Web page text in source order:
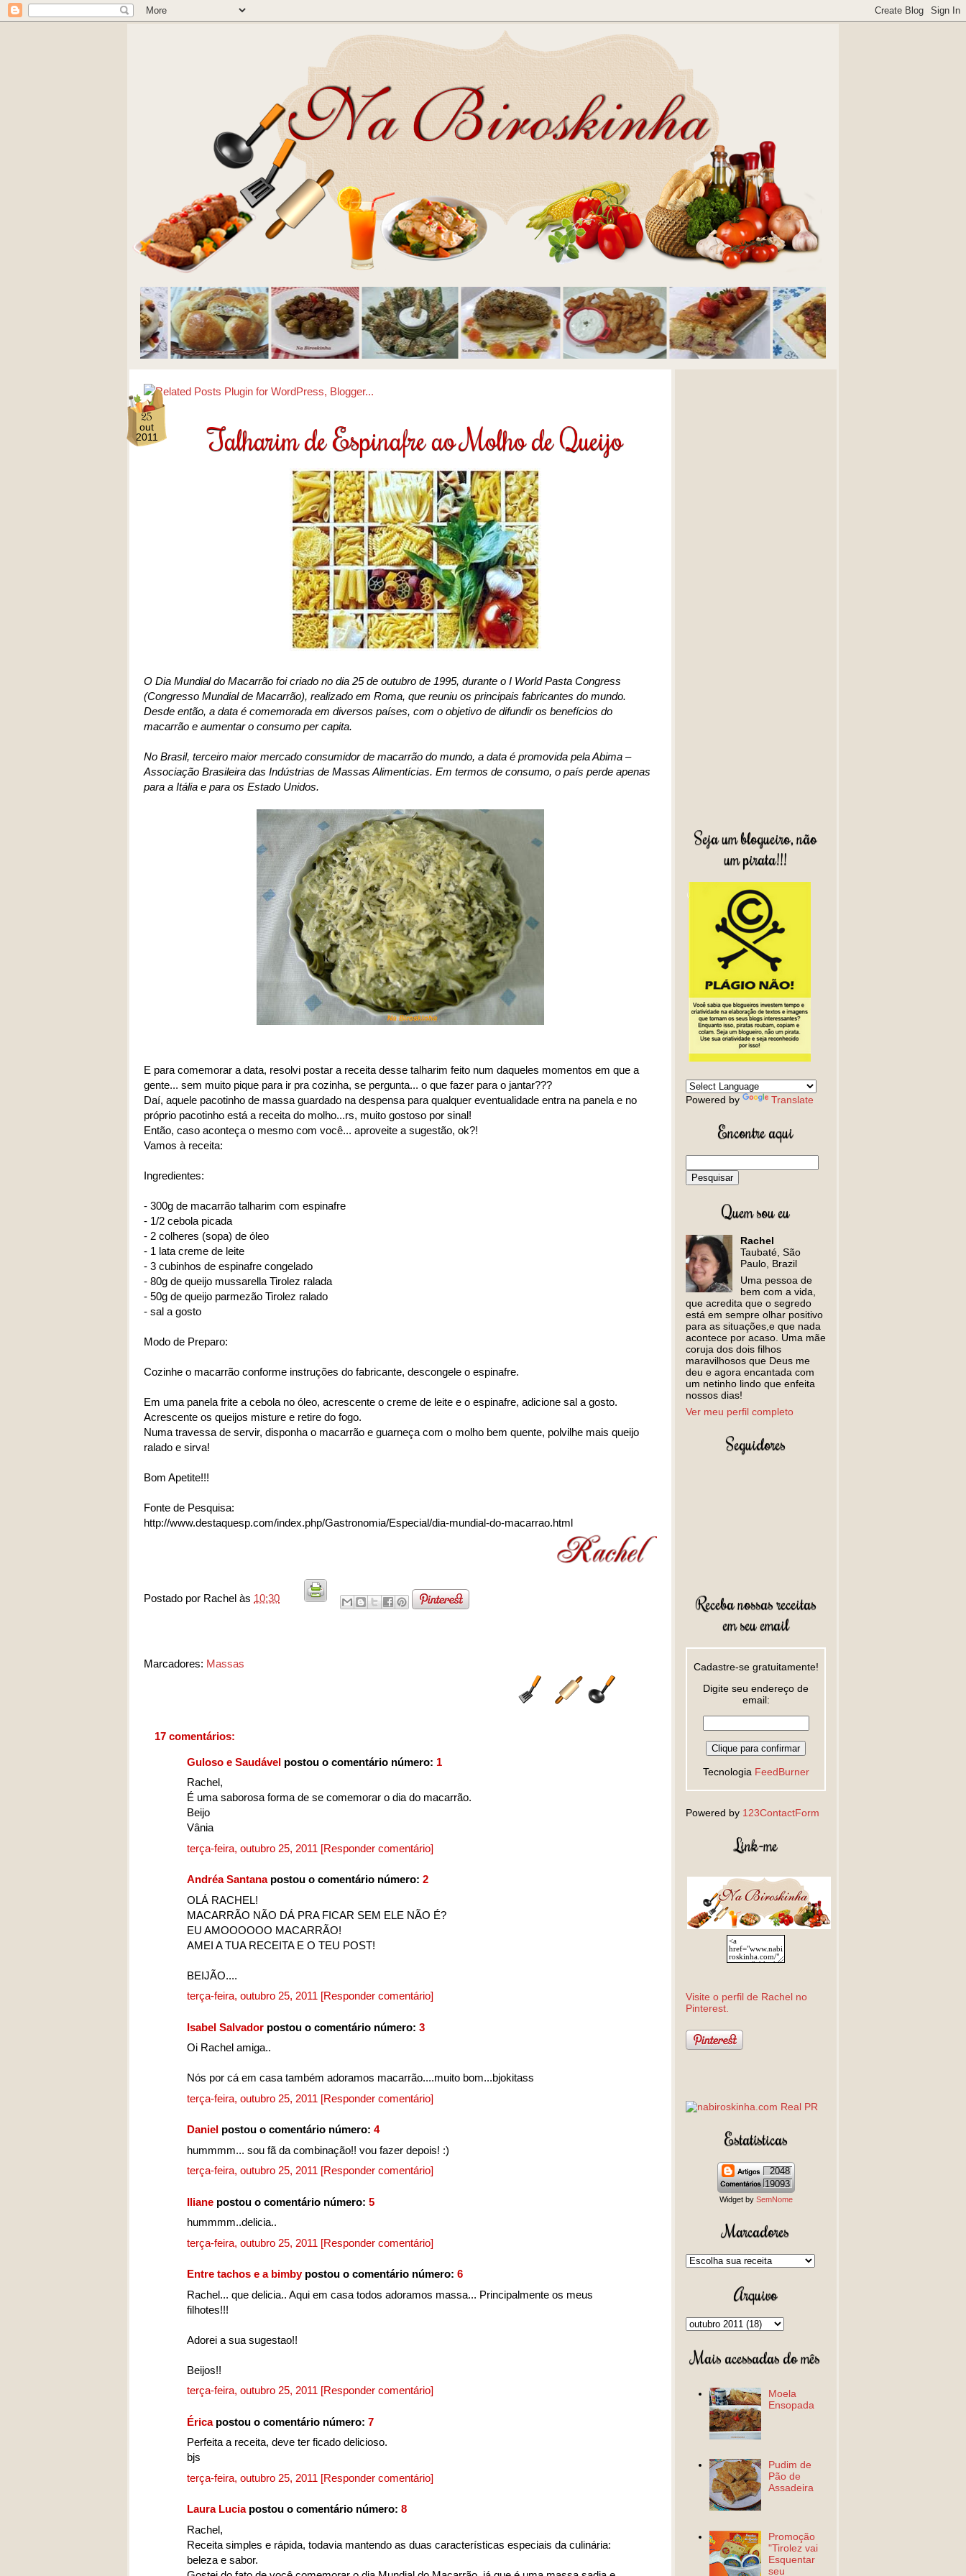
25
out
2011
Talharim de Espinafre ao Molho de Queijo
O Dia Mundial do Macarrão foi criado no dia 25 de outubro de 1995, durante o I World Pasta Congress
(Congresso Mundial de Macarrão), realizado em Roma, que reuniu os principais fabricantes do mundo.
Desde então, a data é comemorada em diversos países, com o objetivo de difundir os benefícios do
macarrão e aumentar o consumo per capita.
No Brasil, terceiro maior mercado consumidor de macarrão do mundo, a data é promovida pela Abima –
Associação Brasileira das Indústrias de Massas Alimentícias. Em termos de consumo, o país perde apenas
para a Itália e para os Estado Unidos.
E para comemorar a data, resolvi postar a receita desse talharim feito num daqueles momentos em que a
gente... sem muito pique para ir pra cozinha, se pergunta... o que fazer para o jantar???
Daí, aquele pacotinho de massa guardado na despensa para qualquer eventualidade entra na panela e no
próprio pacotinho está a receita do molho...rs, muito gostoso por sinal!
Então, caso aconteça o mesmo com você... aproveite a sugestão, ok?!
Vamos à receita:
Ingredientes:
- 300g de macarrão talharim com espinafre
- 1/2 cebola picada
- 2 colheres (sopa) de óleo
- 1 lata creme de leite
- 3 cubinhos de espinafre congelado
- 80g de queijo mussarella Tirolez ralada
- 50g de queijo parmezão Tirolez ralado
- sal a gosto
Modo de Preparo:
Cozinhe o macarrão conforme instruções do fabricante, descongele o espinafre.
Em uma panela frite a cebola no óleo, acrescente o creme de leite e o espinafre, adicione sal a gosto.
Acrescente os queijos misture e retire do fogo.
Numa travessa de servir, disponha o macarrão e guarneça com o molho bem quente, polvilhe mais queijo
ralado e sirva!
Bom Apetite!!!
Fonte de Pesquisa:
http://www.destaquesp.com/index.php/Gastronomia/Especial/dia-mundial-do-macarrao.html
Postado por Rachel às 10:30
Marcadores: Massas
17 comentários:
Guloso e Saudável postou o comentário número: 1
Rachel,
É uma saborosa forma de se comemorar o dia do macarrão.
Beijo
Vânia
terça-feira, outubro 25, 2011 [Responder comentário]
Andréa Santanapostou o comentário número: 2
OLÁ RACHEL!
MACARRÃO NÃO DÁ PRA FICAR SEM ELE NÃO É?
EU AMOOOOOO MACARRÃO!
AMEI A TUA RECEITA E O TEU POST!
BEIJÃO....
terça-feira, outubro 25, 2011 [Responder comentário]
Isabel Salvador postou o comentário número: 3
Oi Rachel amiga..
Nós por cá em casa também adoramos macarrão....muito bom...bjokitass
terça-feira, outubro 25, 2011 [Responder comentário]
Daniel postou o comentário número: 4
hummmm... sou fã da combinação!! vou fazer depois! :)
terça-feira, outubro 25, 2011 [Responder comentário]
Iliane postou o comentário número: 5
hummmm..delicia..
terça-feira, outubro 25, 2011 [Responder comentário]
Entre tachos e a bimbypostou o comentário número: 6
Rachel... que delicia.. Aqui em casa todos adoramos massa... Principalmente os meus
filhotes!!!
Adorei a sua sugestao!!
Beijos!!
terça-feira, outubro 25, 2011 [Responder comentário]
Éricapostou o comentário número: 7
Perfeita a receita, deve ter ficado delicioso.
bjs
terça-feira, outubro 25, 2011 [Responder comentário]
Laura Luciapostou o comentário número: 8
Rachel,
Receita simples e rápida, todavia mantendo as duas características especiais da culinária:
beleza e sabor.
Seja um blogueiro, não
um pirata!!!
Powered by Translate
Encontre aqui
Quem sou eu
Rachel
Taubaté, São
Paulo, Brazil
Uma pessoa de
bem com a vida,
que acredita que o segredo
está em sempre olhar positivo
para as situações,e que nada
acontece por acaso. Uma mãe
coruja dos dois filhos
maravilhosos que Deus me
deu e agora encantada com
um netinho lindo que enfeita
nossos dias!
Ver meu perfil completo
Seguidores
Receba nossas receitas
em seu email
Cadastre-se gratuitamente!
Digite seu endereço de
email:
Tecnologia FeedBurner
Powered by 123ContactForm
Link-me
Visite o perfil de Rachel no
Pinterest.
Estatísticas
2048
19093
Widget by SemNome
Marcadores
Arquivo
Mais acessadas do mês
Moela
Ensopada
Pudim de
Pão de
Assadeira
Promoção
"Tirolez vai
Esquentar
seu